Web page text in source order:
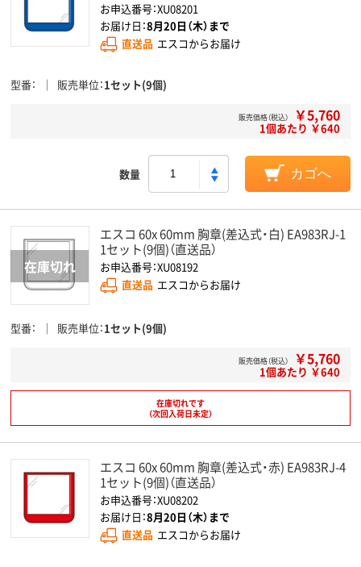
お申込番号：XU08201
お届け日：8月20日（木）まで
直送品 エスコからお届け
型番 販売単位 1セット(9個)
販売価格（税込） ￥5,760
1個あたり ￥640
数量 カゴへ
エスコ 60x 60mm 胸章(差込式・白) EA983RJ-1
1セット(9個)（直送品）
お申込番号：XU08192
直送品 エスコからお届け
型番 販売単位 1セット(9個)
販売価格（税込） ￥5,760
1個あたり ￥640
在庫切れです
（次回入荷日未定）
エスコ 60x 60mm 胸章(差込式・赤) EA983RJ-4
1セット(9個)（直送品）
お申込番号：XU08202
お届け日：8月20日（木）まで
直送品 エスコからお届け